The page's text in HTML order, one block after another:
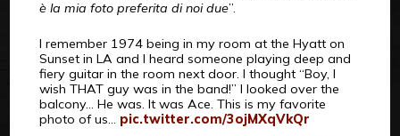
è la mia foto preferita di noi due”.
I remember 1974 being in my room at the Hyatt on
Sunset in LA and I heard someone playing deep and
fiery guitar in the room next door. I thought “Boy, I
wish THAT guy was in the band!” I looked over the
balcony… He was. It was Ace. This is my favorite
photo of us… pic.twitter.com/3ojMXqVkQr